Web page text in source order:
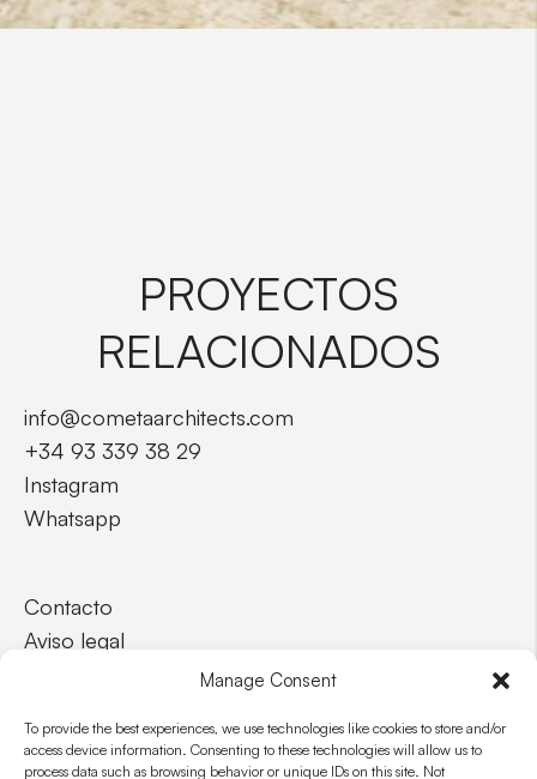
Manage Consent
To provide the best experiences, we use technologies like cookies to store and/or
access device information. Consenting to these technologies will allow us to
process data such as browsing behavior or unique IDs on this site. Not
PROYECTOS
RELACIONADOS
info@cometaarchitects.com
+34 93 339 38 29
Instagram
Whatsapp
Contacto
Aviso legal